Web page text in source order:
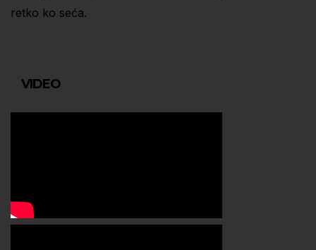
retko ko seća.
VIDEO